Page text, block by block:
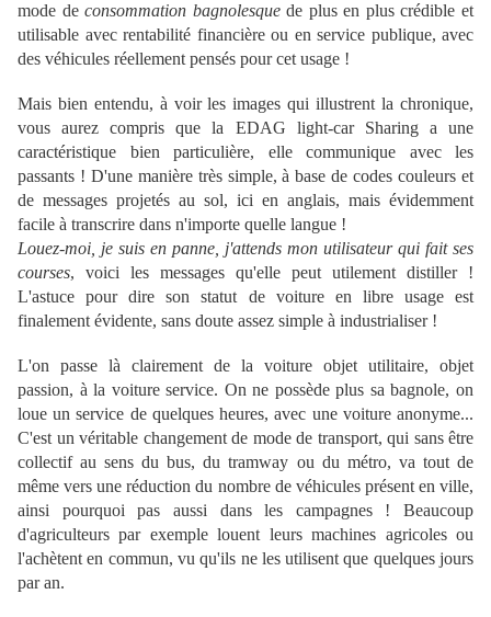
mode deconsommation bagnolesquede plus en plus crédible et
utilisable avec rentabilité financière ou en service publique, avec
des véhicules réellement pensés pour cet usage !
Mais bien entendu, à voir les images qui illustrent la chronique,
vous aurez compris que la
EDAG light-car Sharing a une
caractéristique bien particulière, elle communique avec les
passants ! D'une manière très simple, à base de codes couleurs et
de messages projetés au sol, ici en anglais, mais évidemment
facile à transcrire dans n'importe quelle langue !
Louez-moi, je suis en panne, j'attends mon utilisateur qui fait ses
courses, voici les messages qu'elle peut utilement distiller !
L'astuce pour dire son statut de voiture en libre usage est
finalement évidente, sans doute assez simple à industrialiser !
L'on passe là clairement de la voiture objet utilitaire, objet
passion, à la voiture service. On ne possède plus sa bagnole, on
loue un service de quelques heures, avec une voiture anonyme...
C'est un véritable changement de mode de transport, qui sans être
collectif au sens du bus, du tramway ou du métro, va tout de
même vers une réduction du nombre de véhicules présent en ville,
ainsi pourquoi pas aussi dans les campagnes ! Beaucoup
d'agriculteurs par exemple louent leurs machines agricoles ou
l'achètent en commun, vu qu'ils ne les utilisent que quelques jours
par an.